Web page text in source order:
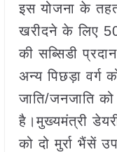
इस योजना के
खरीदने के लिए
की सब्सिडी
अन्य पिछड़ा वर्ग
जाति/जनजाति
है।मुख्यमंत्री
को दो मुर्रा भैंसें